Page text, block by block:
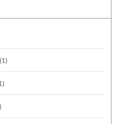
(1)